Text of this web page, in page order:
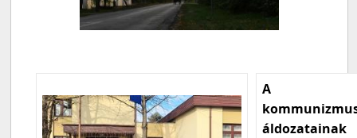
A
áldozatainak